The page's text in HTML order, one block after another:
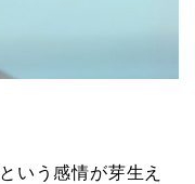
いう感情が芽生え